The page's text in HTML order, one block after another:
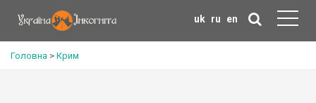
uk ru en
Головна > Крим